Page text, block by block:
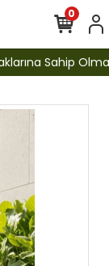
Sahip
0